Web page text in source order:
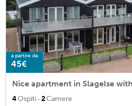
a partire da
45€
4Ospiti · 2Camere